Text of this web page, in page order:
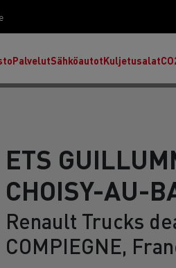
PalvelutSähköautotKuljetusalat
ETS
CHOISY-AU-
Renault Trucks
COMPIEGNE,